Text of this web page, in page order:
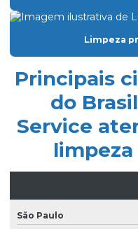
Empresa de limpeza de
Empresa de limpeza de
Empresa de limpeza facility
Empresa de limpeza pós
Empresa de limpeza pós
Limpeza
Principais
do
Service
São Paulo